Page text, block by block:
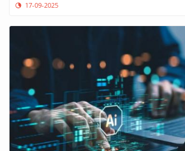
17-09-2025